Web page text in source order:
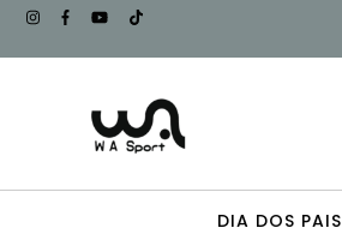
DIA DOS PAIS